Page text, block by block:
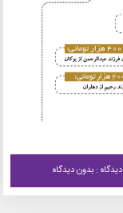
دیدگاه : بدون دیدگاه